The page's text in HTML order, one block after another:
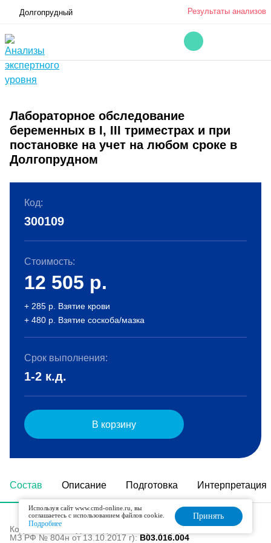
Долгопрудный Результаты анализов
Лабораторное обследование
беременных в I, III триместрах и при
постановке на учет на любом сроке в
Долгопрудном
Состав Описание Подготовка Интерпретация
Код в номенклатуре медицинских услуг (Приказ
МЗ РФ № 804н от 13.10.2017 г):B03.016.004
Код:
300109
Стоимость:
12 505 р.
+ 285 р. Взятие крови
+ 480 р. Взятие соскоба/мазка
Срок выполнения:
1-2 к.д.
В корзину
Используя сайт www.cmd-online.ru, вы
соглашаетесь с использованием файлов cookie.
Подробнее
Принять